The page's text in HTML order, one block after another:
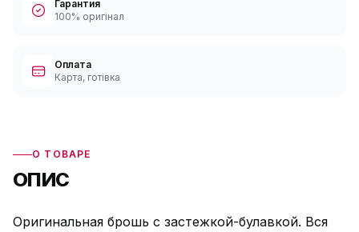
Гарантия
100% оригінал
Оплата
Карта, готівка
О ТОВАРЕ
ОПИС
Оригинальная брошь с застежкой-булавкой. Вся